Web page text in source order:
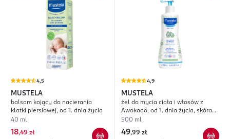
4,5
MUSTELA
balsam kojący do nacierania
klatki piersiowej, od 1. dnia życia
40 ml
18,49 zł
4,9
MUSTELA
żel do mycia ciała i włosów z
Awokado, od 1. dnia życia, skóra
normalna
500 ml
49,99 zł